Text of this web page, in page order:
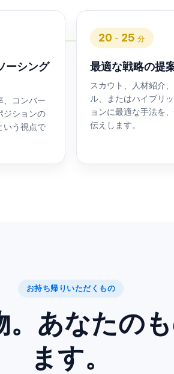
ーシング
、コンバー
ジションの
いう視点で
20 - 25 分
最適な戦略の提
スカウト、人材紹介
ル、またはハイブリ
ョンに最適な手法を
伝えします。
お持ち帰りいただくもの
あなたの
ます。